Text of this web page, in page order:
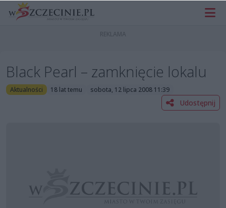
Black Pearl – zamknięcie lokalu
Aktualności 18 lat temu sobota, 12 lipca 2008 11:39
Udostępnij